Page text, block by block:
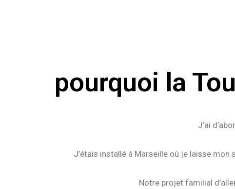
pourquoi la
J’ai
J’étais installé à Marseille où je laisse
Notre projet familial